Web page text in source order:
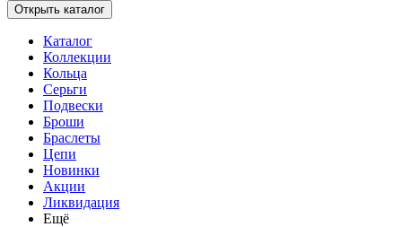
Открыть каталог
Каталог
Коллекции
Кольца
Серьги
Подвески
Броши
Браслеты
Цепи
Новинки
Акции
Ликвидация
Ещё